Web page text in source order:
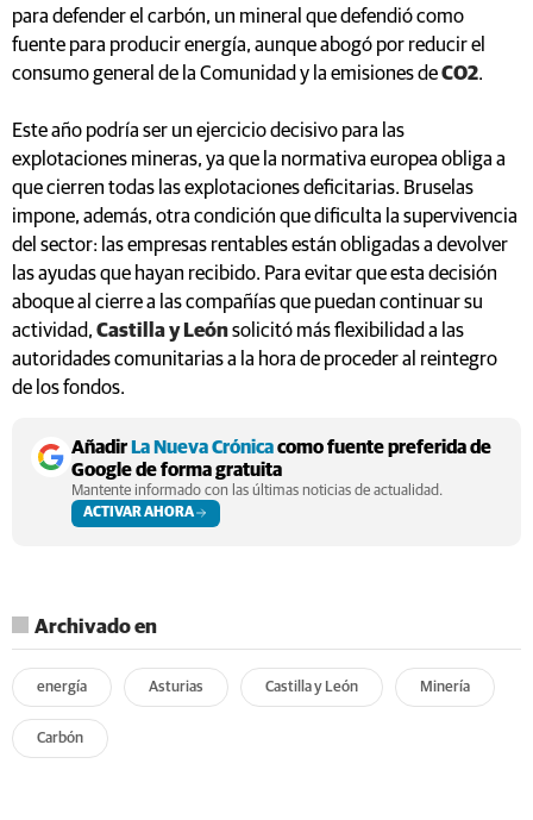
para defender el carbón, un mineral que defendió como
fuente para producir energía, aunque abogó por reducir el
consumo general de la Comunidad y la emisiones deCO2.
Este año podría ser un ejercicio decisivo para las
explotaciones mineras, ya que la normativa europea obliga a
que cierren todas las explotaciones deficitarias. Bruselas
impone, además, otra condición que dificulta la supervivencia
del sector: las empresas rentables están obligadas a devolver
las ayudas que hayan recibido. Para evitar que esta decisión
aboque al cierre a las compañías que puedan continuar su
actividad, Castilla y Leónsolicitó más flexibilidad a las
autoridades comunitarias a la hora de proceder al reintegro
de los fondos.
AñadirLa Nueva Crónicacomo fuente preferida de
Google de forma gratuita
Mantente informado con las últimas noticias de actualidad.
ACTIVAR AHORA
Archivado en
energía Asturias Castilla y León Minería
Carbón